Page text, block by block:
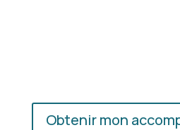
Obtenir mon